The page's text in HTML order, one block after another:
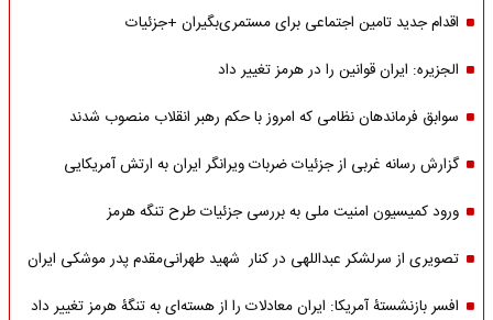
اقدام جدید تامین اجتماعی برای مستمری‌بگیران +جزئیات
الجزیره: ایران قوانین را در هرمز تغییر داد
سوابق فرماندهان نظامی که امروز با حکم رهبر انقلاب منصوب شدند
گزارش رسانه غربی از جزئیات ضربات ویرانگر ایران به ارتش آمریکایی
ورود کمیسیون امنیت ملی به بررسی جزئیات طرح تنگه هرمز
تصویری از سرلشکر عبداللهی در کنار شهید طهرانی‌مقدم پدر موشکی ایران
افسر بازنشستۀ آمریکا: ایران معادلات را از هسته‌ای به تنگۀ هرمز تغییر داد